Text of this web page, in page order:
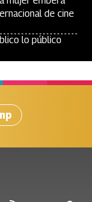
de cine
lo público